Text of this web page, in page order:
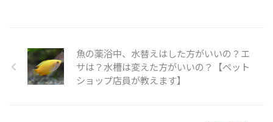
魚の薬浴中、水替えはした方がいいの？エ
サは？水槽は変えた方がいいの？【ペット
ショップ店員が教えます】